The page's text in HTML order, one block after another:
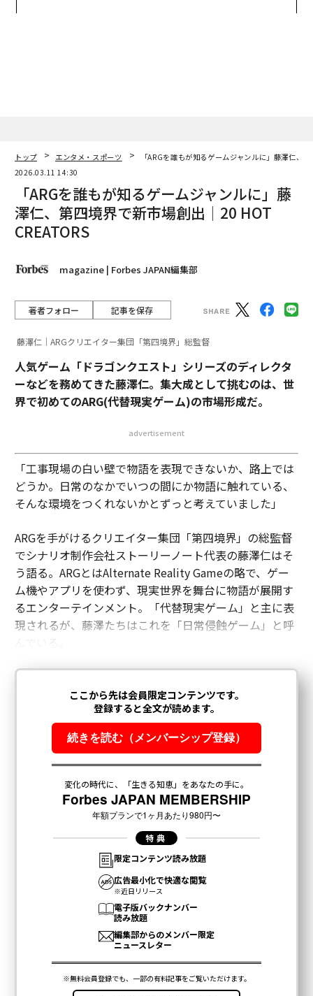
トップ エンタメ・スポーツ
「ARGを誰もが知るゲームジャンルに」藤澤仁
2026.03.11 14:30
「ARGを誰もが知るゲームジャンルに」藤
澤仁、第四境界で新市場創出│20 HOT
CREATORS
magazine | Forbes JAPAN編集部
著者フォロー 記事を保存
藤澤仁｜ARGクリエイター集団「第四境界」総監督
人気ゲーム「ドラゴンクエスト」シリーズのディレクタ
ーなどを務めてきた藤澤仁。集大成として挑むのは、世
界で初めてのARG(代替現実ゲーム)の市場形成だ。
advertisement
「工事現場の白い壁で物語を表現できないか、路上では
どうか。日常のなかでいつの間にか物語に触れている、
そんな環境をつくれないかとずっと考えていました」
ARGを手がけるクリエイター集団「第四境界」の総監督
でシナリオ制作会社ストーリーノート代表の藤澤仁はそ
う語る。ARGとはAlternate Reality Gameの略で、ゲー
ム機やアプリを使わず、現実世界を舞台に物語が展開す
るエンターテインメント。「代替現実ゲーム」と主に表
現されるが、藤澤たちはこれを「日常侵蝕ゲーム」と呼